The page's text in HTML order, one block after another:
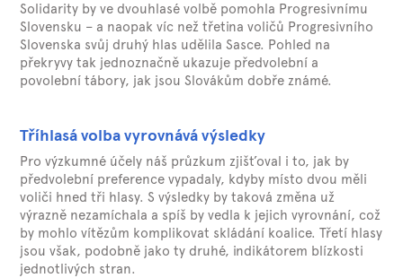
Solidarity by ve dvouhlasé volbě pomohla Progresivnímu
Slovensku – a naopak víc než třetina voličů Progresivního
Slovenska svůj druhý hlas udělila Sasce. Pohled na
překryvy tak jednoznačně ukazuje předvolební a
povolební tábory, jak jsou Slovákům dobře známé.
Tříhlasá volba vyrovnává výsledky
Pro výzkumné účely náš průzkum zjišťoval i to, jak by
předvolební preference vypadaly, kdyby místo dvou měli
voliči hned tři hlasy. S výsledky by taková změna už
výrazně nezamíchala a spíš by vedla k jejich vyrovnání, což
by mohlo vítězům komplikovat skládání koalice. Třetí hlasy
jsou však, podobně jako ty druhé, indikátorem blízkosti
jednotlivých stran.